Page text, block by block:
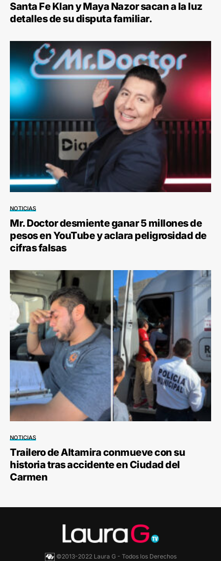
Santa Fe Klan y Maya Nazor sacan a la luz
detalles de su disputa familiar.
NOTICIAS
Mr. Doctor desmiente ganar 5 millones de
pesos en YouTube y aclara peligrosidad de
cifras falsas
NOTICIAS
Trailero de Altamira conmueve con su
historia tras accidente en Ciudad del
Carmen
©2013-2022 Laura G - Todos los Derechos